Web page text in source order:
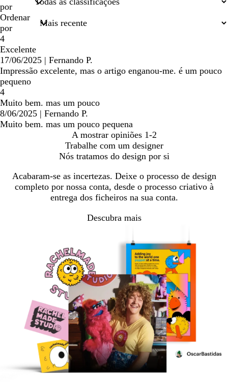
entradas
de
pesquisa
por
Ordenar
por
4
Excelente
17/06/2025 | Fernando P.
Impressão excelente, mas o artigo enganou-me. é um pouco
pequeno
4
Muito bem. mas um pouco
8/06/2025 | Fernando P.
Muito bem. mas um pouco pequena
A mostrar opiniões 1-2
Trabalhe com um designer
Nós tratamos do design por si
Acabaram-se as incertezas. Deixe o processo de design
completo por nossa conta, desde o processo criativo à
entrega dos ficheiros na sua conta.
Descubra mais